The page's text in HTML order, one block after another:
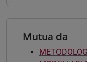
Mutua da